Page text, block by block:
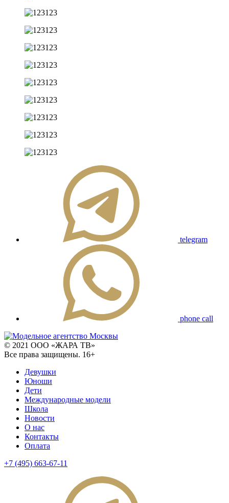
telegram
phone call
© 2021 ООО «ЖАРА ТВ»
Все права защищены. 16+
Девушки
Юноши
Дети
Международные модели
Школа
Новости
О нас
Контакты
Оплата
+7 (495) 663-67-11